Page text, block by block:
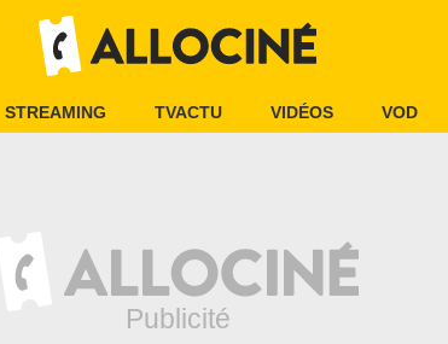
STREAMING TVACTU VIDÉOS VOD